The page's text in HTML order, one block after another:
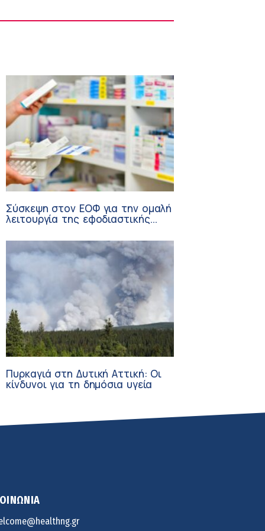
Σπύρος Γεωργαράς – «ΥΓΕΙΑ» / Ερευνητικό
Σύσκεψη στον ΕΟΦ για την ομαλή
λειτουργία της εφοδιαστικής
διάρκεια του καλοκαιριού
Πυρκαγιά στη Δυτική Αττική: Οι
κίνδυνοι για τη δημόσια υγεία